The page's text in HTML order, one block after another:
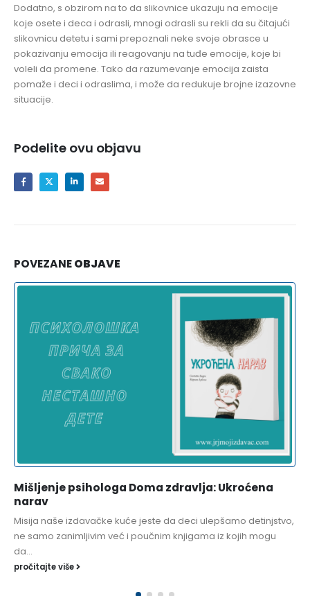
Dodatno, s obzirom na to da slikovnice ukazuju na emocije
koje osete i deca i odrasli, mnogi odrasli su rekli da su čitajući
slikovnicu detetu i sami prepoznali neke svoje obrasce u
pokazivanju emocija ili reagovanju na tuđe emocije, koje bi
voleli da promene. Tako da razumevanje emocija zaista
pomaže i deci i odraslima, i može da redukuje brojne izazovne
situacije.
Podelite ovu objavu
POVEZANEOBJAVE
Mišljenje psihologa Doma zdravlja: Ukroćena
narav
Misija naše izdavačke kuće jeste da deci ulepšamo detinjstvo,
ne samo zanimljivim već i poučnim knjigama iz kojih mogu
da...
pročitajte više